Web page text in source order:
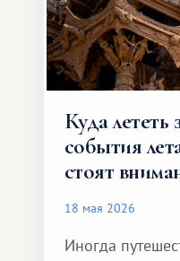
Куда лететь
события
стоят
18 мая 2026
Иногда